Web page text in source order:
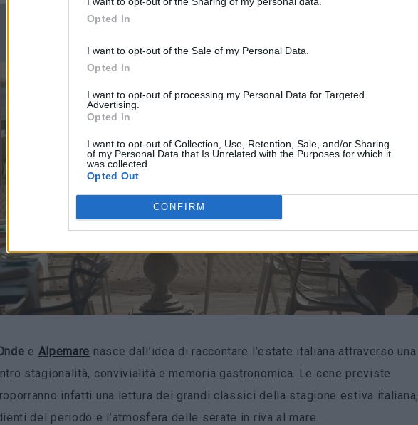
Opted In
I want to opt-out of the Sale of my Personal Data.
Opted In
I want to opt-out of processing my Personal Data for Targeted
Advertising.
Opted In
I want to opt-out of Collection, Use, Retention, Sale, and/or Sharing
of my Personal Data that Is Unrelated with the Purposes for which it
was collected.
Opted Out
CONFIRM
e Alpemare nasce dall’idea di raccontare l’estate italiana attraverso una
stagionalità, convivialità e memoria gastronomica. Le cene previste
infatti una lettura dei grandi classici della stagione estiva italiana,
del periodo e l’atmosfera delle serate in riva al mare.